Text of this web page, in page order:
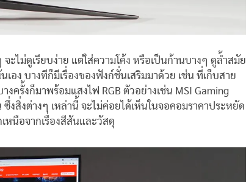
ะไม่ดูเรียบง่าย แต่ใส่ความโค้ง หรือเป็นก้านบางๆ ดูล้ำสมัย
ง บางทีก็มีเรื่องของฟังก์ชั่นเสริมมาด้วย เช่น ที่เก็บสาย
รั้งก็มาพร้อมแสงไฟ RGB ตัวอย่างเช่น MSI Gaming
งสิ่งต่างๆ เหล่านี้ จะไม่ค่อยได้เห็นในจอคอมราคาประหยัด
หนือจากเรื่องสีสันและวัสดุ